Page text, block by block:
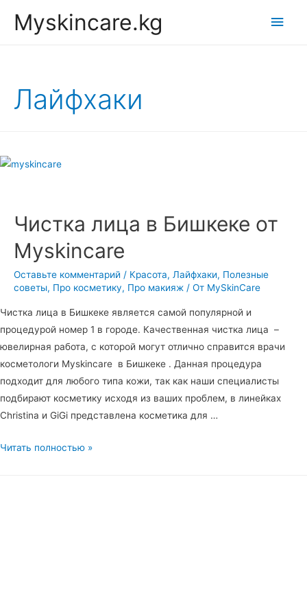
Myskincare.kg
Лайфхаки
Чистка лица в Бишкеке от
Myskincare
Оставьте комментарий / Красота, Лайфхаки, Полезные
советы, Про косметику, Про макияж / От MySkinCare
Чистка лица в Бишкеке является самой популярной и
процедурой номер 1 в городе. Качественная чистка лица –
ювелирная работа, с которой могут отлично справится врачи
косметологи Myskincare в Бишкеке . Данная процедура
подходит для любого типа кожи, так как наши специалисты
подбирают косметику исходя из ваших проблем, в линейках
Christina и GiGi представлена косметика для …
Чистка
Читать полностью »